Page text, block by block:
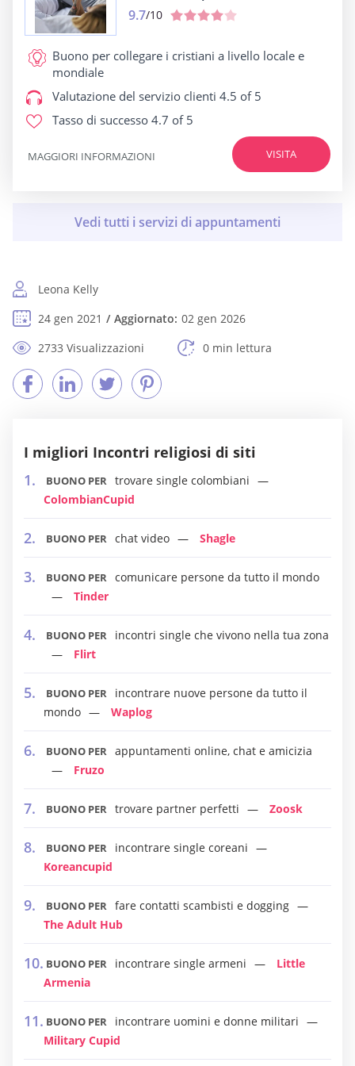
9.7/10
Buono per collegare i cristiani a livello locale e
mondiale
Valutazione del servizio clienti 4.5 of 5
Tasso di successo 4.7 of 5
VISITA
MAGGIORI INFORMAZIONI
Leona Kelly
24 gen 2021
Aggiornato: 02 gen 2026
2733 Visualizzazioni
0 min lettura
I migliori Incontri religiosi di siti
BUONO PER trovare single colombiani
ColombianCupid
BUONO PER chat video Shagle
BUONO PER comunicare persone da tutto il mondo
Tinder
BUONO PER
incontri single che vivono nella tua zona
Flirt
BUONO PER
incontrare nuove persone da tutto il
mondo
Waplog
BUONO PER appuntamenti online, chat e amicizia
Fruzo
BUONO PER trovare partner perfetti Zoosk
BUONO PER
incontrare single coreani
Koreancupid
BUONO PER fare contatti scambisti e dogging
The Adult Hub
BUONO PER incontrare single armeni
Little
Armenia
BUONO PER
incontrare uomini e donne militari
Military Cupid